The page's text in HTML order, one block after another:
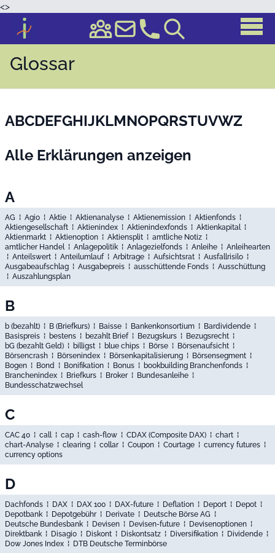
<>
Glossar
Alle Erklärungen anzeigen
ABCDEFGHIJKLMNOPQRSTUVWZ
A
AG ⁞ Agio ⁞ Aktie ⁞ Aktienanalyse ⁞ Aktienemission ⁞ Aktienfonds ⁞
Aktiengesellschaft ⁞ Aktienindex ⁞ Aktienindexfonds ⁞ Aktienkapital⁞
Aktienmarkt ⁞ Aktienoption ⁞ Aktiensplit ⁞ amtliche Notiz ⁞
amtlicher Handel⁞ Anlagepolitik⁞ Anlagezielfonds ⁞ Anleihe ⁞ Anleihearten
⁞ Anteilswert ⁞ Anteilumlauf ⁞ Arbitrage ⁞ Aufsichtsrat ⁞ Ausfallrisilo ⁞
Ausgabeaufschlag ⁞ Ausgabepreis ⁞ ausschüttende Fonds ⁞ Ausschüttung
⁞ Auszahlungsplan
B
b (bezahlt) ⁞ B (Briefkurs) ⁞ Baisse ⁞ Bankenkonsortium ⁞ Bardividende ⁞
Basispreis ⁞ bestens ⁞ bezahlt Brief ⁞ Bezugskurs ⁞ Bezugsrecht ⁞
bG (bezahlt Geld) ⁞ billigst ⁞ blue chips ⁞ Börse ⁞ Börsenaufsicht ⁞
Börsencrash ⁞ Börsenindex ⁞ Börsenkapitalisierung ⁞ Börsensegment ⁞
Bogen ⁞ Bond ⁞ Bonifikation ⁞ Bonus ⁞ bookbuilding Branchenfonds ⁞
Branchenindex ⁞ Briefkurs ⁞ Broker⁞ Bundesanleihe ⁞
Bundesschatzwechsel
C
CAC 40 ⁞ call⁞ cap ⁞ cash-flow ⁞ CDAX (Composite DAX) ⁞ chart ⁞
chart-Analyse ⁞ clearing ⁞ collar⁞ Coupon ⁞ Courtage ⁞ currency futures ⁞
currency options
D
Dachfonds ⁞ DAX ⁞ DAX 100 ⁞ DAX-future ⁞ Deflation ⁞ Deport ⁞ Depot ⁞
Depotbank⁞ Depotgebühr⁞ Derivate ⁞ Deutsche Börse AG ⁞
Deutsche Bundesbank⁞ Devisen ⁞ Devisen-future ⁞ Devisenoptionen ⁞
Direktbank⁞ Disagio ⁞ Diskont ⁞ Diskontsatz ⁞ Diversifikation ⁞ Dividende ⁞
Dow Jones Index ⁞ DTB Deutsche Terminbörse